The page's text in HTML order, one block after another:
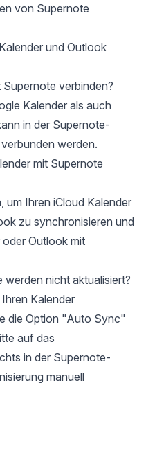
von Supernote
und Outlook
verbinden?
Kalender als auch
in der Supernote-
werden.
mit Supernote
um Ihren iCloud Kalender
zu synchronisieren und
Outlook mit
nicht aktualisiert?
Kalender
die Option "Auto Sync"
auf das
in der Supernote-
manuell